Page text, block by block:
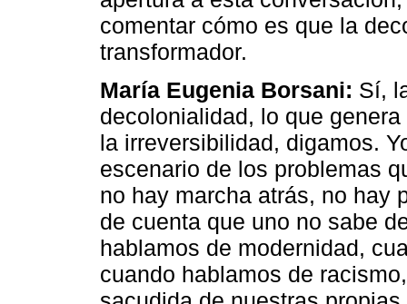
comentar cómo es que la
transformador.
María Eugenia Borsani: Sí,
decolonialidad, lo que
la irreversibilidad, digamos.
escenario de los problemas
no hay marcha atrás, no hay
de cuenta que uno no sabe
hablamos de modernidad,
cuando hablamos de